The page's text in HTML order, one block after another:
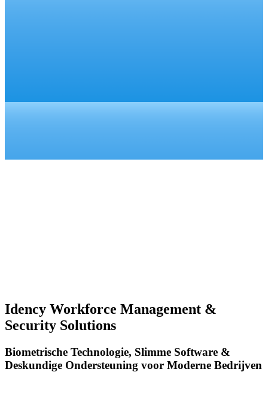
Idency Workforce Management &
Security Solutions
Biometrische Technologie, Slimme Software &
Deskundige Ondersteuning voor Moderne Bedrijven